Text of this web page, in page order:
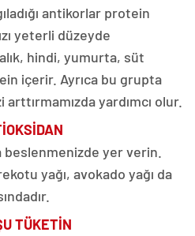
antikorlar protein
yeterli düzeyde
hindi, yumurta, süt
içerir. Ayrıca bu grupta
yardımcı olur.
beslenmenizde yer verin.
yağı, avokado yağı da
TÜKETİN